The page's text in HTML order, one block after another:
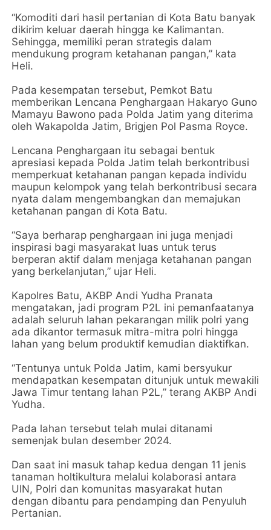
“Komoditi dari hasil pertanian di Kota Batu banyak
dikirim keluar daerah hingga ke Kalimantan.
Sehingga, memiliki peran strategis dalam
mendukung program ketahanan pangan,” kata
Heli.
Pada kesempatan tersebut, Pemkot Batu
memberikan Lencana Penghargaan Hakaryo Guno
Mamayu Bawono pada Polda Jatim yang diterima
oleh Wakapolda Jatim, Brigjen Pol Pasma Royce.
Lencana Penghargaan itu sebagai bentuk
apresiasi kepada Polda Jatim telah berkontribusi
memperkuat ketahanan pangan kepada individu
maupun kelompok yang telah berkontribusi secara
nyata dalam mengembangkan dan memajukan
ketahanan pangan di Kota Batu.
“Saya berharap penghargaan ini juga menjadi
inspirasi bagi masyarakat luas untuk terus
berperan aktif dalam menjaga ketahanan pangan
yang berkelanjutan,” ujar Heli.
Kapolres Batu, AKBP Andi Yudha Pranata
mengatakan, jadi program P2L ini pemanfaatanya
adalah seluruh lahan pekarangan milik polri yang
ada dikantor termasuk mitra-mitra polri hingga
lahan yang belum produktif kemudian diaktifkan.
“Tentunya untuk Polda Jatim, kami bersyukur
mendapatkan kesempatan ditunjuk untuk mewakili
Jawa Timur tentang lahan P2L,” terang AKBP Andi
Yudha.
Pada lahan tersebut telah mulai ditanami
semenjak bulan desember 2024.
Dan saat ini masuk tahap kedua dengan 11 jenis
tanaman holtikultura melalui kolaborasi antara
UIN, Polri dan komunitas masyarakat hutan
dengan dibantu para pendamping dan Penyuluh
Pertanian.